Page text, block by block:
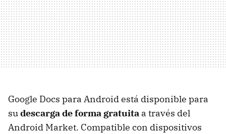
Google Docs para Android está disponible para
sudescarga de forma gratuita a través del
Android Market. Compatible con dispositivos